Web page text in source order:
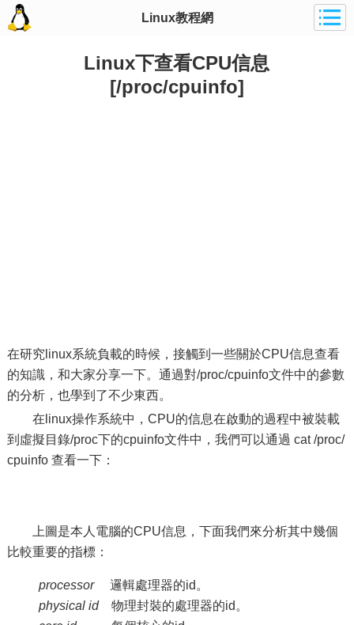
Linux教程網
Linux下查看CPU信息
[/proc/cpuinfo]
在研究linux系統負載的時候，接觸到一些關於CPU信息查看
的知識，和大家分享一下。通過對/proc/cpuinfo文件中的參數
的分析，也學到了不少東西。
在linux操作系統中，CPU的信息在啟動的過程中被裝載
到虛擬目錄/proc下的cpuinfo文件中，我們可以通過 cat /proc/
cpuinfo 查看一下：
上圖是本人電腦的CPU信息，下面我們來分析其中幾個
比較重要的指標：
processor邏輯處理器的id。
physical id物理封裝的處理器的id。